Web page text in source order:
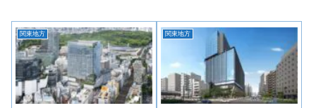
関東地方 関東地方